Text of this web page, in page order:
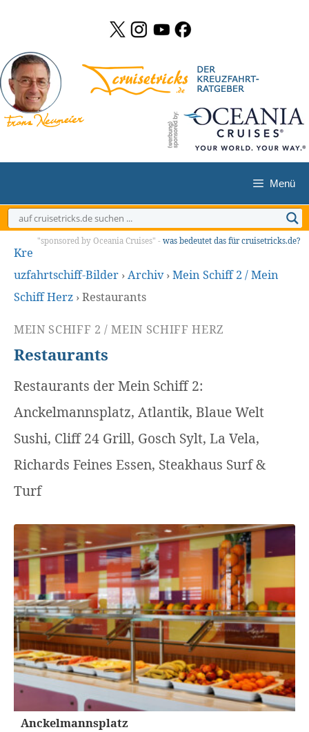
springen
Menü
"sponsored by Oceania Cruises" - was bedeutet das für cruisetricks.de?
Kre
uzfahrtschiff-Bilder ›Archiv ›Mein Schiff 2 / Mein
Schiff Herz ›Restaurants
MEIN SCHIFF 2 / MEIN SCHIFF HERZ
Restaurants
Restaurants der Mein Schiff 2:
Anckelmannsplatz, Atlantik, Blaue Welt
Sushi, Cliff 24 Grill, Gosch Sylt, La Vela,
Richards Feines Essen, Steakhaus Surf &
Turf
Anckelmannsplatz